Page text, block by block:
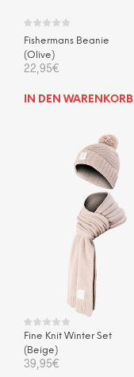
Fishermans Beanie
(Olive)
22,95€
IN DEN WARENKORB
Fine Knit Winter Set
(Beige)
39,95€